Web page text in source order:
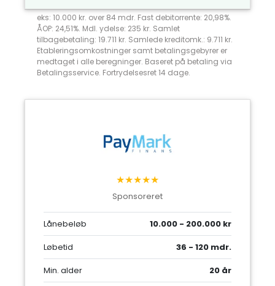
eks: 10.000 kr. over 84 mdr. Fast debitorrente: 20,98%.
ÅOP: 24,51%. Mdl. ydelse: 235 kr. Samlet
tilbagebetaling: 19.711 kr. Samlede kreditomk.: 9.711 kr.
Etableringsomkostninger samt betalingsgebyrer er
medtaget i alle beregninger. Baseret på betaling via
Betalingsservice. Fortrydelsesret 14 dage.
★★★★★
Sponsoreret
Lånebeløb
10.000 - 200.000 kr
Løbetid
36 - 120 mdr.
Min. alder
20 år